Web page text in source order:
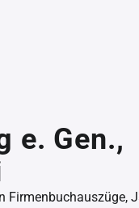
e. Gen.,
Firmenbuchauszüge,